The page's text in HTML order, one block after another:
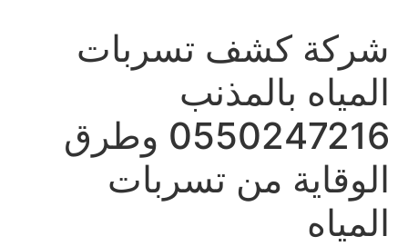
شركة كشف تسربات
المياه بالمذنب
0550247216 وطرق
الوقاية من تسربات
المياه